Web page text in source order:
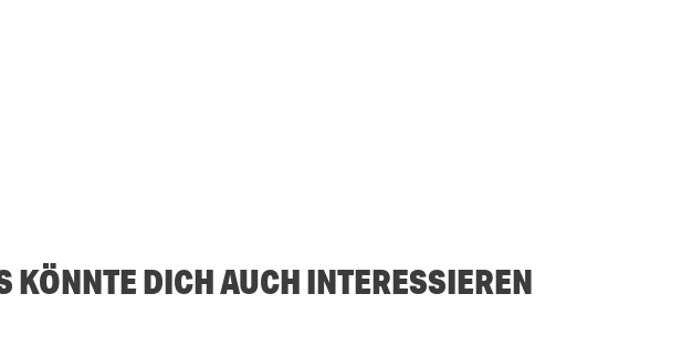
KÖNNTE DICH AUCH INTERESSIEREN